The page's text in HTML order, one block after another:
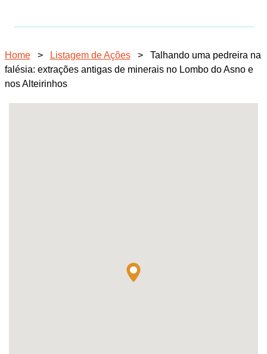
Home > Listagem de Ações >
Talhando uma pedreira na
falésia: extrações antigas de minerais no Lombo do Asno e
nos Alteirinhos